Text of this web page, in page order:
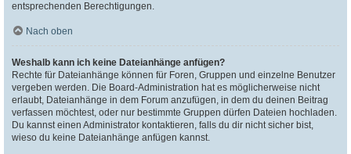
entsprechenden Berechtigungen.
Nach oben
Weshalb kann ich keine Dateianhänge anfügen?
Rechte für Dateianhänge können für Foren, Gruppen und einzelne Benutzer
vergeben werden. Die Board-Administration hat es möglicherweise nicht
erlaubt, Dateianhänge in dem Forum anzufügen, in dem du deinen Beitrag
verfassen möchtest, oder nur bestimmte Gruppen dürfen Dateien hochladen.
Du kannst einen Administrator kontaktieren, falls du dir nicht sicher bist,
wieso du keine Dateianhänge anfügen kannst.